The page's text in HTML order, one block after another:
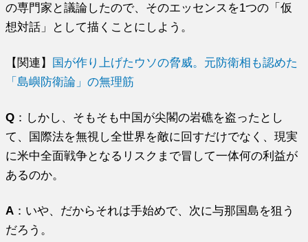
の専門家と議論したので、そのエッセンスを1つの「仮
想対話」として描くことにしよう。
【関連】 国が作り上げたウソの脅威。元防衛相も認めた
「島嶼防衛論」の無理筋
Q ：しかし、そもそも中国が尖閣の岩礁を盗ったとし
て、国際法を無視し全世界を敵に回すだけでなく、現実
に米中全面戦争となるリスクまで冒して一体何の利益が
あるのか。
A ：いや、だからそれは手始めで、次に与那国島を狙う
だろう。